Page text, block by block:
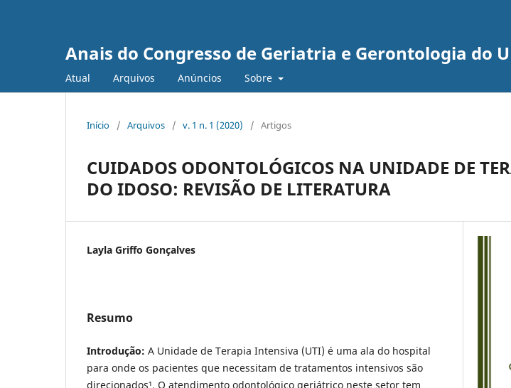
Anais do Congresso de Geriatria e Gerontologia do
Atual Arquivos Anúncios Sobre
Início / Arquivos / v. 1 n. 1 (2020) / Artigos
CUIDADOS ODONTOLÓGICOS NA UNIDADE DE
DO IDOSO: REVISÃO DE LITERATURA
Layla Griffo Gonçalves
Resumo
Introdução: A Unidade de Terapia Intensiva (UTI) é uma ala do hospital
para onde os pacientes que necessitam de tratamentos intensivos são
direcionados¹. O atendimento odontológico geriátrico neste setor tem